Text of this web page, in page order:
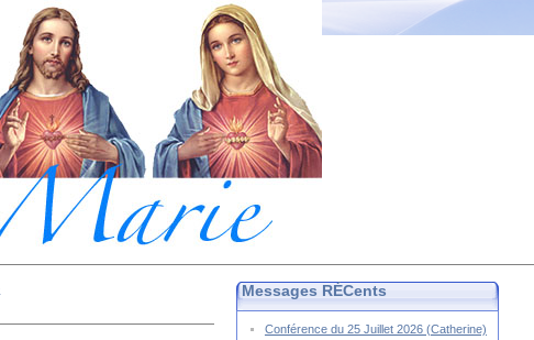
Messages RÉCents
Conférence du 25 Juillet 2026 (Catherine)